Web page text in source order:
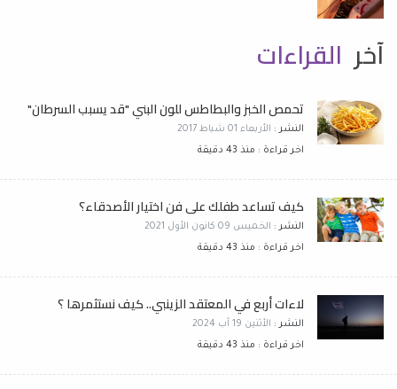
آخر القراءات
تحمص الخبز والبطاطس للون البني "قد يسبب السرطان"
النشر : الأربعاء 01 شباط 2017
اخر قراءة : منذ 43 دقيقة
كيف تساعد طفلك على فن اختيار الأصدقاء؟
النشر : الخميس 09 كانون الأول 2021
اخر قراءة : منذ 43 دقيقة
لاءات أربع في المعتقد الزينبي.. كيف نستثمرها ؟
النشر : الأثنين 19 آب 2024
اخر قراءة : منذ 43 دقيقة